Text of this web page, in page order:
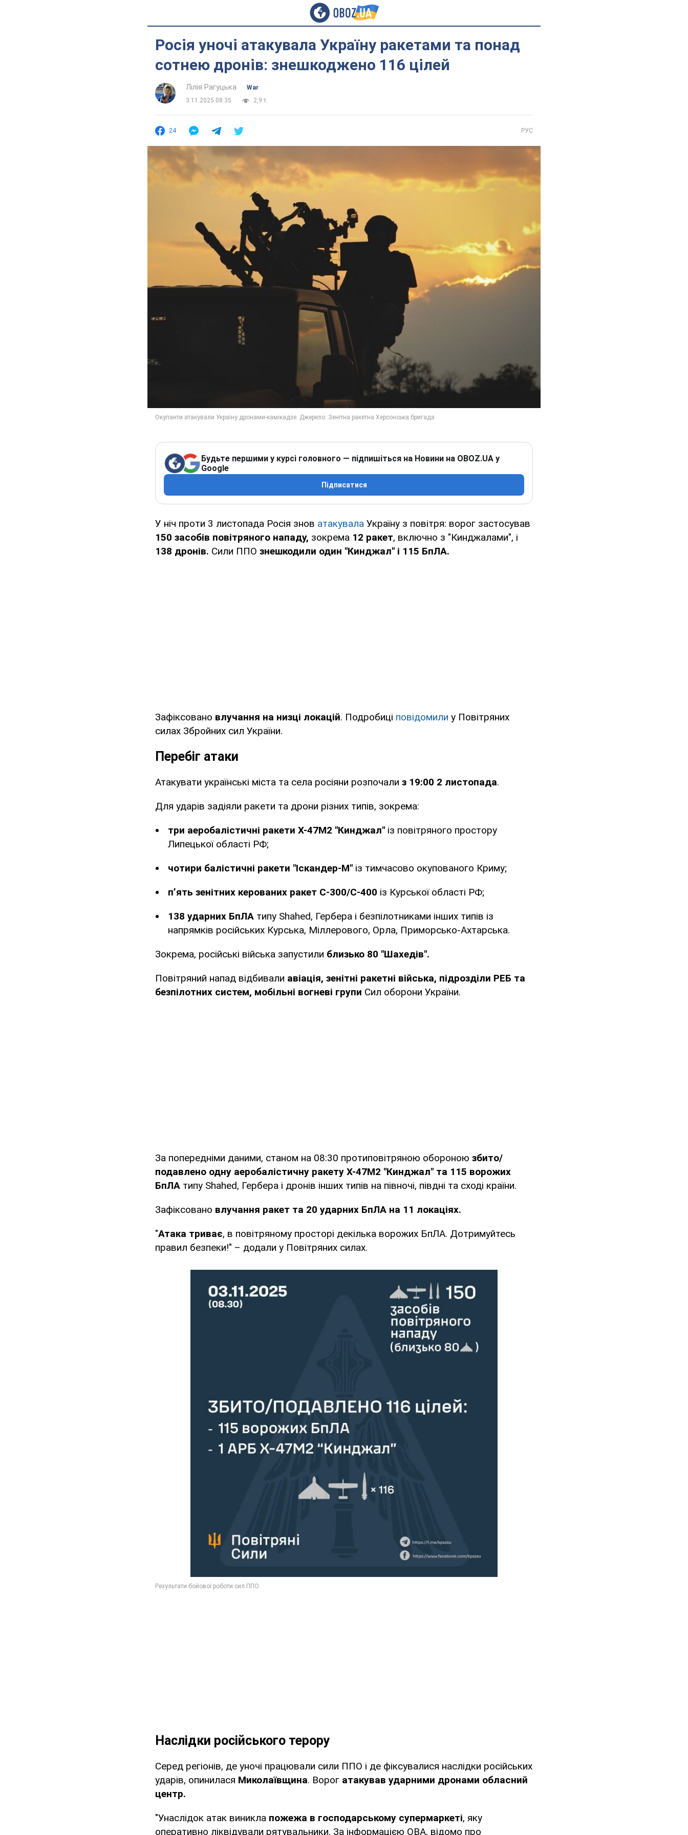
Росія уночі атакувала Україну ракетами та понад
сотнею дронів: знешкоджено 116 цілей
Лілія Рагуцька
War
3.11.2025 08:35
2,9 т.
24 РУС
Будьте першими у курсі головного — підпишіться на Новини на OBOZ.UA у
Google
Підписатися
У ніч проти 3 листопада Росія знов атакувала Україну з повітря: ворог застосував
150 засобів повітряного нападу, зокрема 12 ракет, включно з "Кинджалами", і
138 дронів. Сили ППО знешкодили один "Кинджал" і 115 БпЛА.
Зафіксовано влучання на низці локацій. Подробиці повідомили у Повітряних
силах Збройних сил України.
Перебіг атаки
Атакувати українські міста та села росіяни розпочали з 19:00 2 листопада.
Для ударів задіяли ракети та дрони різних типів, зокрема:
три аеробалістичні ракети Х-47М2 "Кинджал" із повітряного простору
Липецької області РФ;
чотири балістичні ракети "Іскандер-М" із тимчасово окупованого Криму;
п’ять зенітних керованих ракет С-300/С-400 із Курської області РФ;
138 ударних БпЛА типу Shahed, Гербера і безпілотниками інших типів із
напрямків російських Курська, Міллерового, Орла, Приморсько-Ахтарська.
Зокрема, російські війська запустили близько 80 "Шахедів".
Повітряний напад відбивали авіація, зенітні ракетні війська, підрозділи РЕБ та
безпілотних систем, мобільні вогневі групи Сил оборони України.
За попередніми даними, станом на 08:30 протиповітряною обороною збито/
подавлено одну аеробалістичну ракету Х-47М2 "Кинджал" та 115 ворожих
БпЛА типу Shahed, Гербера і дронів інших типів на півночі, півдні та сході країни.
Зафіксовано влучання ракет та 20 ударних БпЛА на 11 локаціях.
"Атака триває, в повітряному просторі декілька ворожих БпЛА. Дотримуйтесь
правил безпеки!" – додали у Повітряних силах.
Наслідки російського терору
Серед регіонів, де уночі працювали сили ППО і де фіксувалися наслідки російських
ударів, опинилася Миколаївщина. Ворог атакував ударними дронами обласний
центр.
"Унаслідок атак виникла пожежа в господарському супермаркеті, яку
оперативно ліквідували рятувальники. За інформацією ОВА, відомо про